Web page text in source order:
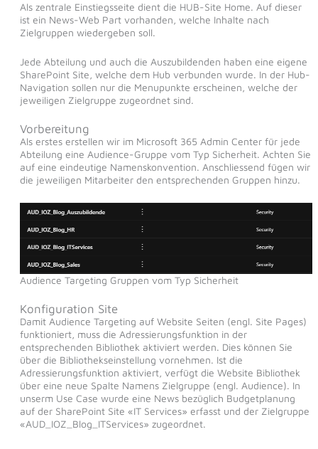
Als zentrale Einstiegsseite dient die HUB-Site Home. Auf dieser
ist ein News-Web Part vorhanden, welche Inhalte nach
Zielgruppen wiedergeben soll.
Jede Abteilung und auch die Auszubildenden haben eine eigene
SharePoint Site, welche dem Hub verbunden wurde. In der Hub-
Navigation sollen nur die Menupunkte erscheinen, welche der
jeweiligen Zielgruppe zugeordnet sind.
Vorbereitung
Als erstes erstellen wir im Microsoft 365 Admin Center für jede
Abteilung eine Audience-Gruppe vom Typ Sicherheit. Achten Sie
auf eine eindeutige Namenskonvention. Anschliessend fügen wir
die jeweiligen Mitarbeiter den entsprechenden Gruppen hinzu.
Audience Targeting Gruppen vom Typ Sicherheit
Konfiguration Site
Damit Audience Targeting auf Website Seiten (engl. Site Pages)
funktioniert, muss die Adressierungsfunktion in der
entsprechenden Bibliothek aktiviert werden. Dies können Sie
über die Bibliothekseinstellung vornehmen. Ist die
Adressierungsfunktion aktiviert, verfügt die Website Bibliothek
über eine neue Spalte Namens Zielgruppe (engl. Audience). In
unserm Use Case wurde eine News bezüglich Budgetplanung
auf der SharePoint Site «IT Services» erfasst und der Zielgruppe
«AUD_IOZ_Blog_ITServices» zugeordnet.